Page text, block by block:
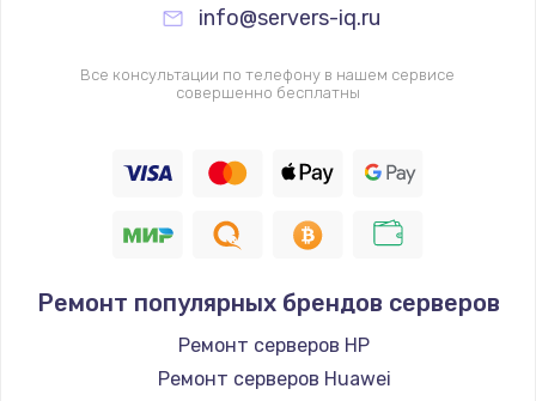
700 руб.
Заказать
Замена шнура
Заказать
Замена / ремонт электронного модуля
info@servers-iq.ru
Все консультации по телефону в нашем сервисе
совершенно бесплатны
Ремонт популярных брендов серверов
Ремонт серверов HP
Ремонт серверов Huawei